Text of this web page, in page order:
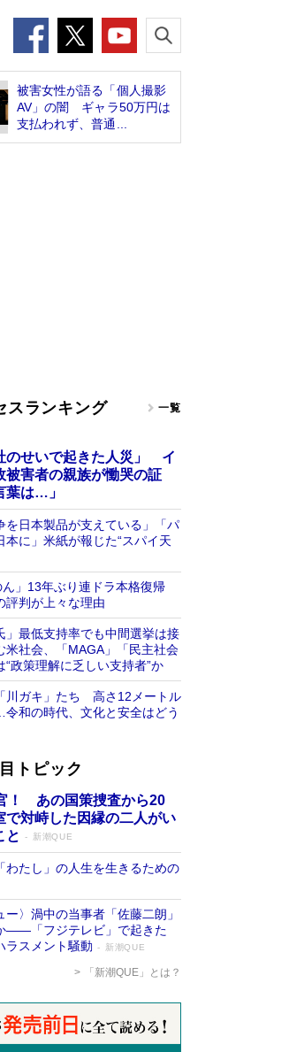
被害女性が語る「個人撮影
AV」の闇 ギャラ50万円は
支払われず、普通...
スランキング 一覧
のせいで起きた人災」 イ
被害者の親族が慟哭の証
は…」
を日本製品が支えている」「パ
本に」米紙が報じた“スパイ天
ん」13年ぶり連ドラ本格復帰
評判が上々な理由
」最低支持率でも中間選挙は接
社会、「MAGA」「民主社会
“政策理解に乏しい支持者”か
川ガキ」たち 高さ12メートル
和の時代、文化と安全はどう
トピック
！ あの国策捜査から20
で対峙した因縁の二人がい
と
新潮QUE
わたし」の人生を生きるための
ー〉渦中の当事者「佐藤二朗」
――「フジテレビ」で起きた
ラスメント騒動
新潮QUE
「新潮QUE」とは？